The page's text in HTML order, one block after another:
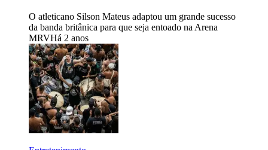
O atleticano Silson Mateus adaptou um grande sucesso
da banda britânica para que seja entoado na Arena
MRVHá 2 anos